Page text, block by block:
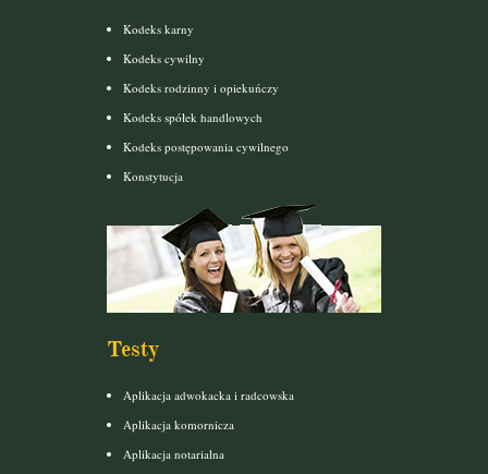
Kodeks karny
Kodeks cywilny
Kodeks rodzinny i opiekuńczy
Kodeks spółek handlowych
Kodeks postępowania cywilnego
Konstytucja
Testy
Aplikacja adwokacka i radcowska
Aplikacja komornicza
Aplikacja notarialna